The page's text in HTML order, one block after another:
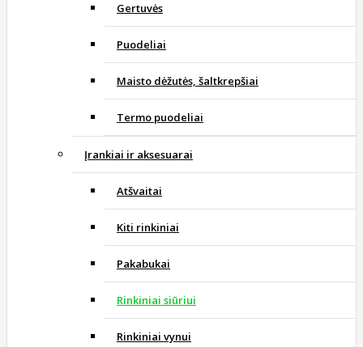
Gertuvės
Puodeliai
Maisto dėžutės, šaltkrepšiai
Termo puodeliai
Įrankiai ir aksesuarai
Atšvaitai
Kiti rinkiniai
Pakabukai
Rinkiniai siūriui
Rinkiniai vynui